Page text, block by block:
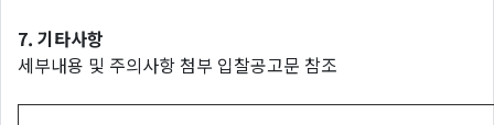
7. 기타사항
세부내용 및 주의사항 첨부 입찰공고문 참조